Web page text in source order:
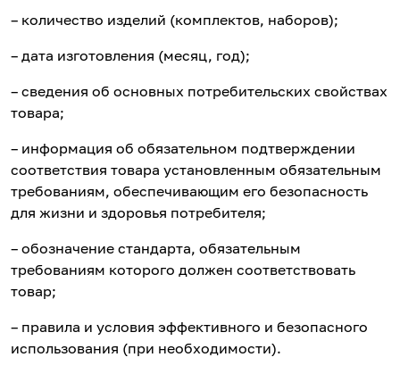
– количество изделий (комплектов, наборов);
– дата изготовления (месяц, год);
– сведения об основных потребительских свойствах
товара;
– информация об обязательном подтверждении
соответствия товара установленным обязательным
требованиям, обеспечивающим его безопасность
для жизни и здоровья потребителя;
– обозначение стандарта, обязательным
требованиям которого должен соответствовать
товар;
– правила и условия эффективного и безопасного
использования (при необходимости).